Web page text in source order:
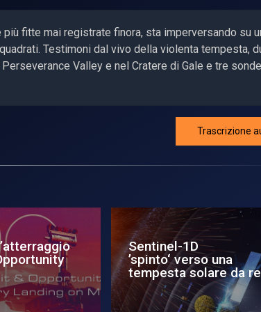
fitte mai registrate finora, sta imperversando su
Testimoni dal vivo della violenta tempesta,
Valley e nel Cratere di Gale e tre
Trascrizione
i cieli
Artemis 1, tempesta in
arrivo a Cape